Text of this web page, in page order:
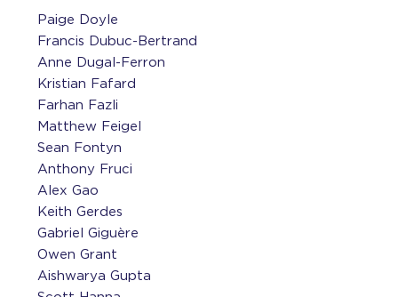
Paige Doyle
Francis Dubuc-Bertrand
Anne Dugal-Ferron
Kristian Fafard
Farhan Fazli
Matthew Feigel
Sean Fontyn
Anthony Fruci
Alex Gao
Keith Gerdes
Gabriel Giguère
Owen Grant
Aishwarya Gupta